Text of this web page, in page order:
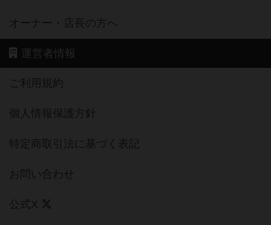
オーナー・店長の方へ
運営者情報
ご利用規約
個人情報保護方針
特定商取引法に基づく表記
お問い合わせ
公式X